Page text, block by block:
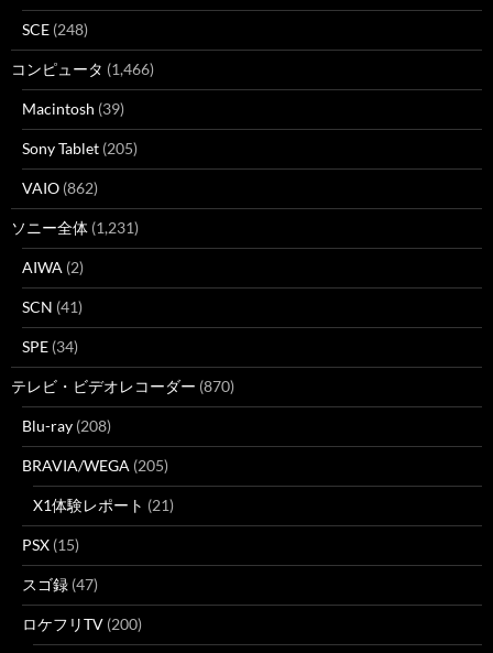
SCE (248)
コンピュータ (1,466)
Macintosh (39)
Sony Tablet (205)
VAIO (862)
ソニー全体 (1,231)
AIWA (2)
SCN (41)
SPE (34)
テレビ・ビデオレコーダー (870)
Blu-ray (208)
BRAVIA/WEGA (205)
X1体験レポート (21)
PSX (15)
スゴ録 (47)
ロケフリTV (200)